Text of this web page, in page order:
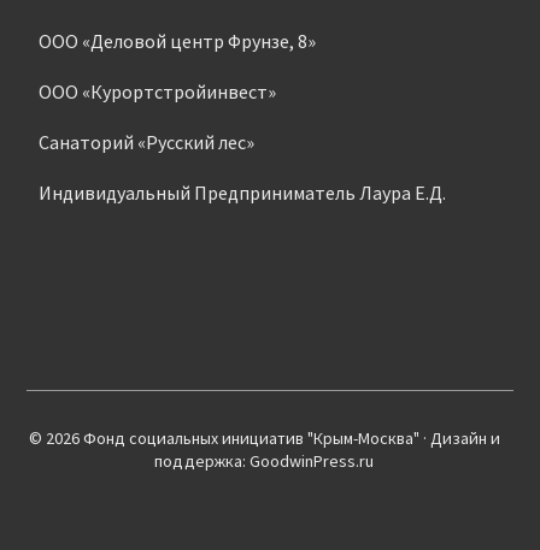
ООО «Деловой центр Фрунзе, 8»
ООО «Курортстройинвест»
Санаторий «Русский лес»
Индивидуальный Предприниматель Лаура Е.Д.
© 2026 Фонд социальных инициатив "Крым-Москва" · Дизайн и
поддержка: GoodwinPress.ru